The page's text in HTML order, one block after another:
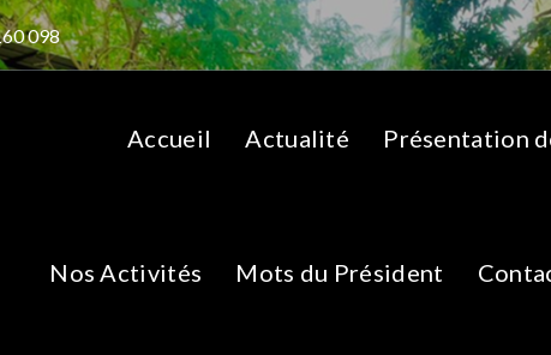
098
Accueil Actualité Présentation
Nos Activités Mots du Président